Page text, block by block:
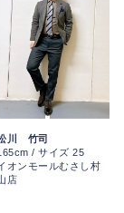
川 竹司
/ サイズ 25
オンモールむさし村
店